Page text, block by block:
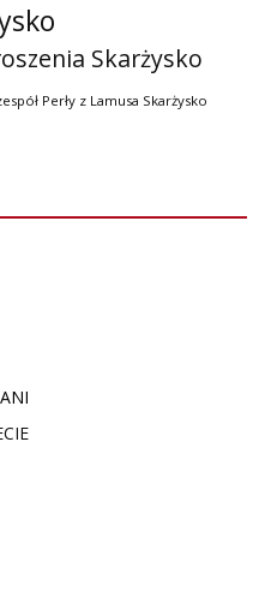
Skarżysko
Perły z Lamusa Skarżysko